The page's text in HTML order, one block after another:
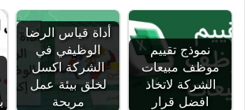
نموذج تقييم
موظف مبيعات
الشركة لاتخاذ
افضل قرار
أداة قياس الرضا
الوظيفي في
الشركة اكسل
لخلق بيئة عمل
مريحة